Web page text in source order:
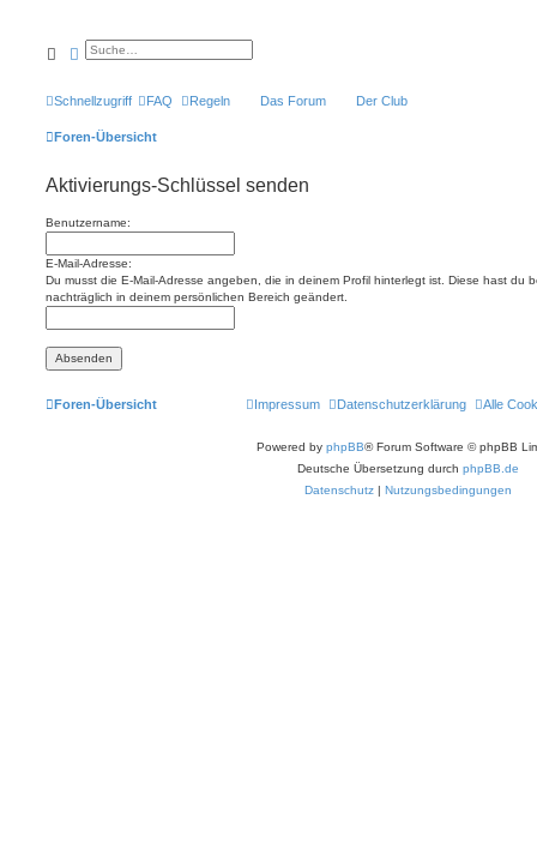
SucheErweiterte Suche
Schnellzugriff FAQ Regeln Das Forum Der Club
Foren-Übersicht
Aktivierungs-Schlüssel senden
Benutzername:
E-Mail-Adresse:
Du musst die E-Mail-Adresse angeben, die in deinem Profil hinterlegt ist. Diese hast du
nachträglich in deinem persönlichen Bereich geändert.
Foren-Übersicht Alle
Datenschutzerklärung
Impressum
Powered by phpBB® Forum Software © phpBB
Deutsche Übersetzung durch phpBB.de
Datenschutz | Nutzungsbedingungen